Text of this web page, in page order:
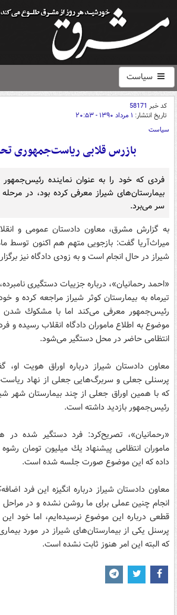
سیاست
کد خبر 58171
تاریخ انتشار: ۱ مرداد ۱۳۹۰ - ۲۰:۵۳
سیاست
بازرس قلابی ریاست‌جمهوری
فردی كه خود را به عنوان نماینده
بیمارستان‌های شیراز معرفی كرده بود، در
سر می‌برد.
به گزارش مشرق، معاون دادستان عمومی و
شیراز در حال انجام است و به زودی دادگاه نیز
تیرماه به بیمارستان كوثر شیراز مراجعه كرده و
رئیس‌جمهور معرفی می‌كند اما با مشكوك شدن
موضوع به اطلاع ماموران دادگاه انقلاب رسیده و
انتظامی حاضر در محل دستگیر می‌شود.
معاون دادستان شیراز درباره اوراق هویت
پرسنلی جعلی و سربرگ‌هایی جعلی از نهاد
كه با همین اوراق جعلی از چند بیمارستان شهر
رئیس‌جمهور بازدید داشته است.
«رحمانیان»، تصریح‌كرد: فرد دستگیر شده در‌‌
ماموران انتظامی پیشنهاد یك میلیون تومان
داده كه این موضوع صورت جلسه شده است.
معاون دادستان شیراز درباره انگیزه این فرد
انجام چنین عملی برای ما روشن نشده و در مراحل
قطعی درباره این موضوع نرسیده‌ایم، اما خود این
پرسنل یكی از بیمارستان‌های شیراز در مورد
كه البته این امر هنوز ثابت نشده است.